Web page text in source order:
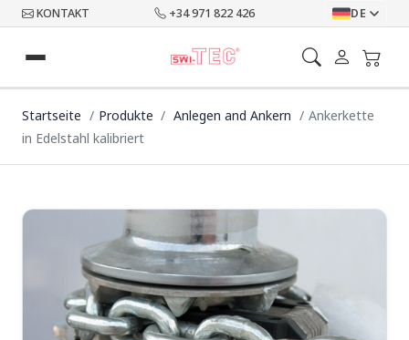
KONTAKT +34 971 822 426 DE
Startseite Produkte Anlegen and Ankern
Ankerkette
in Edelstahl kalibriert